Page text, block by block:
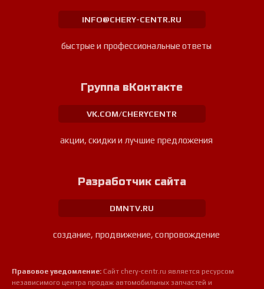
INFO@CHERY-CENTR.RU
быстрые и профессиональные ответы
Группа вКонтакте
VK.COM/CHERYCENTR
акции, скидки и лучшие предложения
Разработчик сайта
DMNTV.RU
создание, продвижение, сопровождение
Правовое уведомление: Сайт chery-centr.ru является ресурсом
независимого центра продаж автомобильных запчастей и